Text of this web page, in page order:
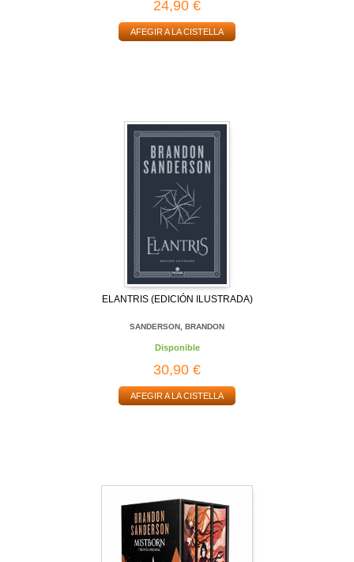
24,90 €
AFEGIR A LA CISTELLA
ELANTRIS (EDICIÓN ILUSTRADA)
SANDERSON, BRANDON
Disponible
30,90 €
AFEGIR A LA CISTELLA